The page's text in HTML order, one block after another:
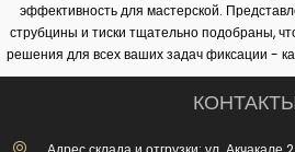
эффективность для мастерской.
струбцины и тиски тщательно подобраны,
решения для всех ваших задач фиксации -
и любительских. Наша продукция
на различных поверхностях (дерево,
сверлении, монтаже и